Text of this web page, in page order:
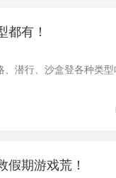
有！
期游戏荒！